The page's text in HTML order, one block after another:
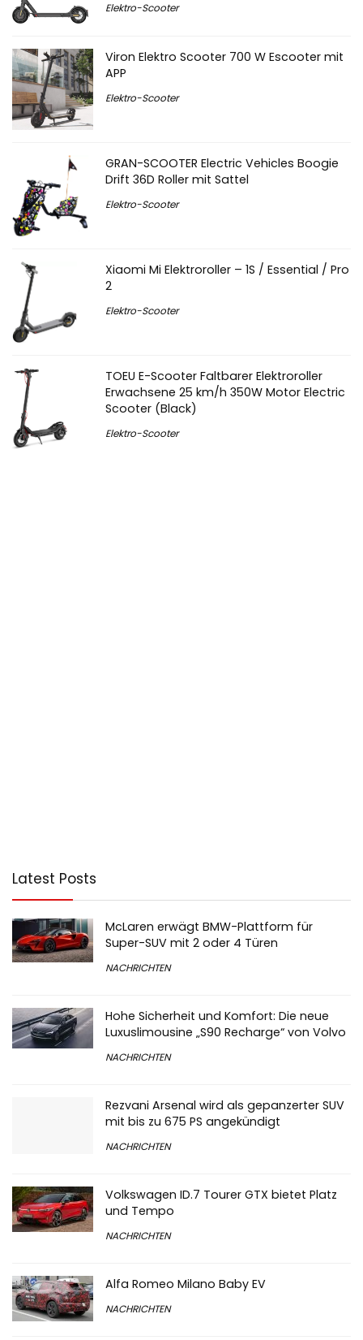
Elektro-Scooter
Viron Elektro Scooter 700 W Escooter mit
APP
Elektro-Scooter
GRAN-SCOOTER Electric Vehicles Boogie
Drift 36D Roller mit Sattel
Elektro-Scooter
Xiaomi Mi Elektroroller – 1S / Essential / Pro
2
Elektro-Scooter
TOEU E-Scooter Faltbarer Elektroroller
Erwachsene 25 km/h 350W Motor Electric
Scooter (Black)
Elektro-Scooter
Latest Posts
McLaren erwägt BMW-Plattform für
Super-SUV mit 2 oder 4 Türen
NACHRICHTEN
Hohe Sicherheit und Komfort: Die neue
Luxuslimousine „S90 Recharge“ von Volvo
NACHRICHTEN
Rezvani Arsenal wird als gepanzerter SUV
mit bis zu 675 PS angekündigt
NACHRICHTEN
Volkswagen ID.7 Tourer GTX bietet Platz
und Tempo
NACHRICHTEN
Alfa Romeo Milano Baby EV
NACHRICHTEN